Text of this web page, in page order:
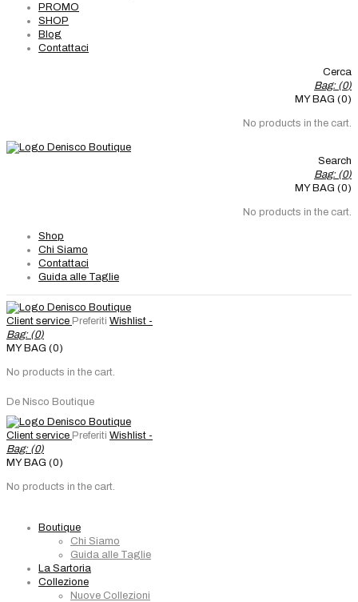
PROMO
SHOP
Blog
Contattaci
Cerca
Bag: (0)
MY BAG (0)
No products in the cart.
Search
Bag: (0)
MY BAG (0)
No products in the cart.
Shop
Chi Siamo
Contattaci
Guida alle Taglie
Client service Preferiti Wishlist -
Bag: (0)
MY BAG (0)
No products in the cart.
De Nisco Boutique
Client service Preferiti Wishlist -
Bag: (0)
MY BAG (0)
No products in the cart.
Boutique
Chi Siamo
Guida alle Taglie
La Sartoria
Collezione
Nuove Collezioni